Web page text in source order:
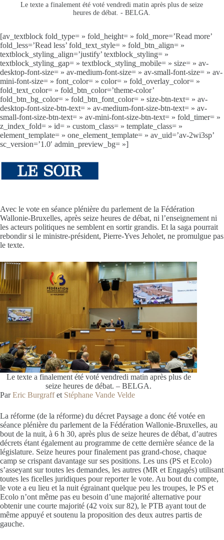
Le texte a finalement été voté vendredi matin après plus de seize
heures de débat. - BELGA.
[av_textblock fold_type= » fold_height= » fold_more=’Read more’
fold_less=’Read less’ fold_text_style= » fold_btn_align= »
textblock_styling_align=’justify’ textblock_styling= »
textblock_styling_gap= » textblock_styling_mobile= » size= » av-
desktop-font-size= » av-medium-font-size= » av-small-font-size= » av-
mini-font-size= » font_color= » color= » fold_overlay_color= »
fold_text_color= » fold_btn_color=’theme-color’
fold_btn_bg_color= » fold_btn_font_color= » size-btn-text= » av-
desktop-font-size-btn-text= » av-medium-font-size-btn-text= » av-
small-font-size-btn-text= » av-mini-font-size-btn-text= » fold_timer= »
z_index_fold= » id= » custom_class= » template_class= »
element_template= » one_element_template= » av_uid=’av-2wi3sp’
sc_version=’1.0′ admin_preview_bg= »]
Avec le vote en séance plénière du parlement de la Fédération
Wallonie-Bruxelles, après seize heures de débat, ni l’enseignement ni
les acteurs politiques ne semblent en sortir grandis. Et la saga pourrait
rebondir si le ministre-président, Pierre-Yves Jeholet, ne promulgue pas
le texte.
Le texte a finalement été voté vendredi matin après plus de
seize heures de débat. – BELGA.
ParEric Burgraffet Stéphane Vande Velde
La réforme (de la réforme) du décret Paysage a donc été votée en
séance plénière du parlement de la Fédération Wallonie-Bruxelles, au
bout de la nuit, à 6 h 30, après plus de seize heures de débat, d’autres
décrets étant également au programme de cette dernière séance de la
législature. Seize heures pour finalement pas grand-chose, chaque
camp se crispant davantage sur ses positions. Les uns (PS et Ecolo)
s’asseyant sur toutes les demandes, les autres (MR et Engagés) utilisant
toutes les ficelles juridiques pour reporter le vote. Au bout du compte,
le vote a eu lieu et la nuit égrainant quelque peu les troupes, le PS et
Ecolo n’ont même pas eu besoin d’une majorité alternative pour
obtenir une courte majorité (42 voix sur 82), le PTB ayant tout de
même appuyé et soutenu la proposition des deux autres partis de
gauche.